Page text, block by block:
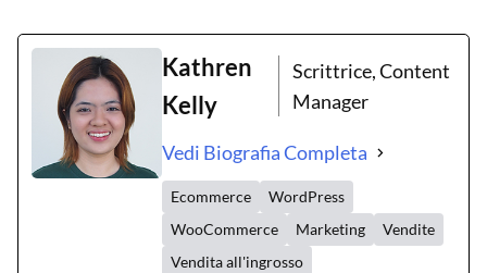
Kathren
Kelly
Scrittrice, Content
Manager
Vedi Biografia Completa
Ecommerce
WordPress
WooCommerce
Marketing
Vendite
Vendita all'ingrosso